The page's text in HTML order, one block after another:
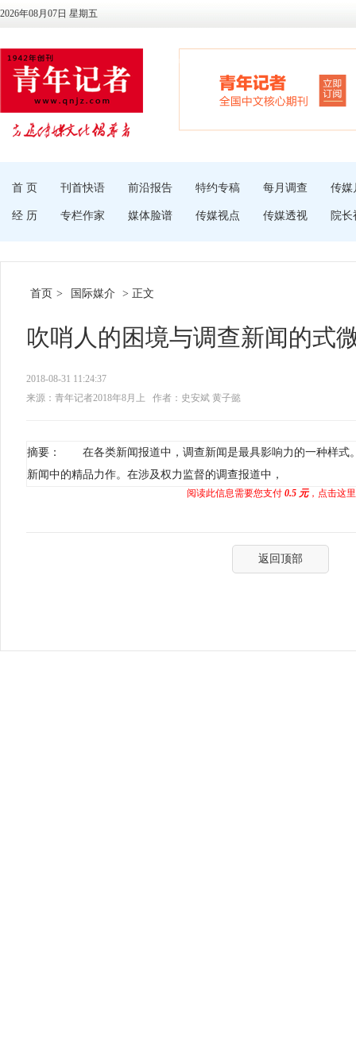
2026年08月07日 星期五
首 页 刊首快语 前沿报告 特约专稿 每月调查 传媒
经 历 专栏作家 媒体脸谱 传媒视点 传媒透视 院长
首页 > 国际媒介 > 正文
吹哨人的困境与调查新闻的式
2018-08-31 11:24:37
来源：青年记者2018年8月上
作者：史安斌 黄子懿
摘要： 在各类新闻报道中，调查新闻是最具影响力的一种样式
新闻中的精品力作。在涉及权力监督的调查报道中，
阅读此信息需要您支付 0.5 元，点击这
返回顶部